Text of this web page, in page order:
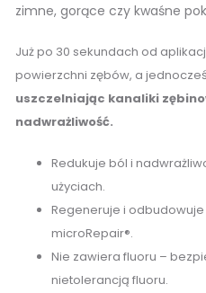
zimne, gorące czy kwaśne
Już po 30 sekundach od
powierzchni zębów, a
uszczelniając kanaliki
nadwrażliwość.
Redukuje ból i
użyciach.
Regeneruje i
microRepair®.
Nie zawiera fluoru –
nietolerancją fluoru.